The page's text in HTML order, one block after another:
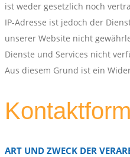
ist weder gesetzlich noch
IP-Adresse ist jedoch der
unserer Website nicht
Dienste und Services nicht
Aus diesem Grund ist ein
ART UND ZWECK DER